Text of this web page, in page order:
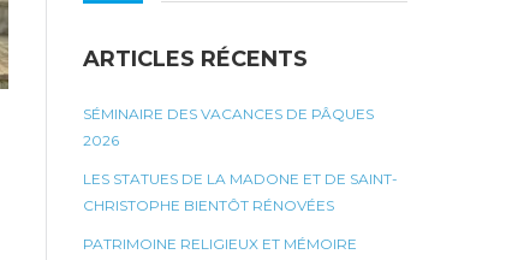
ARTICLES RÉCENTS
SÉMINAIRE DES VACANCES DE PÂQUES
2026
LES STATUES DE LA MADONE ET DE SAINT-
CHRISTOPHE BIENTÔT RÉNOVÉES
PATRIMOINE RELIGIEUX ET MÉMOIRE